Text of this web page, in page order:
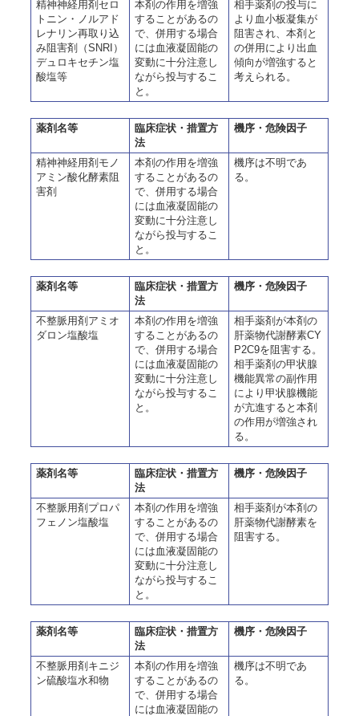
精神神経用剤セロ
トニン・ノルアド
レナリン再取り込
み阻害剤（SNRI）
デュロキセチン塩
酸塩等
本剤の作用を増強
することがあるの
で、併用する場合
には血液凝固能の
変動に十分注意し
ながら投与するこ
と。
相手薬剤の投与に
より血小板凝集が
阻害され、本剤と
の併用により出血
傾向が増強すると
考えられる。
薬剤名等
臨床症状・措置方
法
機序・危険因子
精神神経用剤モノ
アミン酸化酵素阻
害剤
本剤の作用を増強
することがあるの
で、併用する場合
には血液凝固能の
変動に十分注意し
ながら投与するこ
と。
機序は不明であ
る。
薬剤名等
臨床症状・措置方
法
機序・危険因子
不整脈用剤アミオ
ダロン塩酸塩
本剤の作用を増強
することがあるの
で、併用する場合
には血液凝固能の
変動に十分注意し
ながら投与するこ
と。
相手薬剤が本剤の
肝薬物代謝酵素CY
P2C9を阻害する。
相手薬剤の甲状腺
機能異常の副作用
により甲状腺機能
が亢進すると本剤
の作用が増強され
る。
薬剤名等
臨床症状・措置方
法
機序・危険因子
不整脈用剤プロパ
フェノン塩酸塩
本剤の作用を増強
することがあるの
で、併用する場合
には血液凝固能の
変動に十分注意し
ながら投与するこ
と。
相手薬剤が本剤の
肝薬物代謝酵素を
阻害する。
薬剤名等
臨床症状・措置方
法
機序・危険因子
不整脈用剤キニジ
ン硫酸塩水和物
本剤の作用を増強
することがあるの
で、併用する場合
には血液凝固能の
機序は不明であ
る。